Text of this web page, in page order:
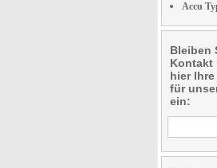
Accu
Bleiben
Kontakt
hier
für
ein: